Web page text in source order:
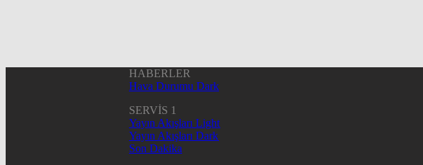
HABERLER
Hava Durumu Dark
SERVİS 1
Yayın Akışları Light
Yayın Akışları Dark
Son Dakika